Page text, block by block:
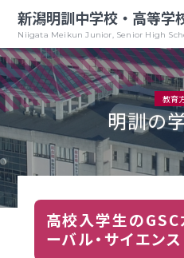
新潟明訓中学校・高等学
Niigata Meikun Junior, Senior High
行事予定
新潟明訓中学校
行事予定
新潟明訓高等学校
教育
明訓の
高校入学生のGSC
ーバル・サイエンス